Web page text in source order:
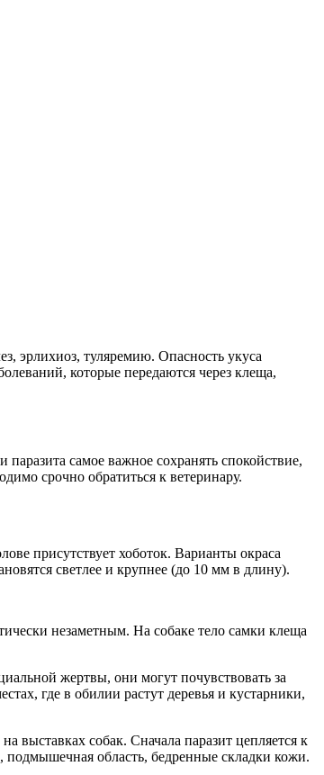
эрлихиоз, туляремию. Опасность укуса
которые передаются через клеща,
самое важное сохранять спокойствие,
срочно обратиться к ветеринару.
присутствует хоботок. Варианты окраса
светлее и крупнее (до 10 мм в длину).
незаметным. На собаке тело самки клеща
жертвы, они могут почувствовать за
где в обилии растут деревья и кустарники,
выставках собак. Сначала паразит цепляется к
подмышечная область, бедренные складки кожи.